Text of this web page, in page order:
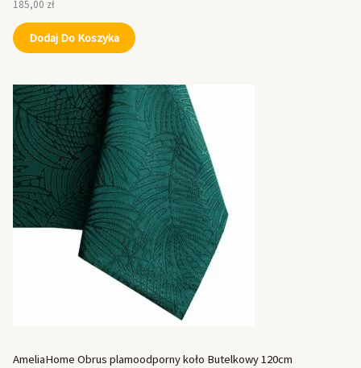
185,00 zł
Dodaj Do Koszyka
AmeliaHome Obrus plamoodporny koło Butelkowy 120cm